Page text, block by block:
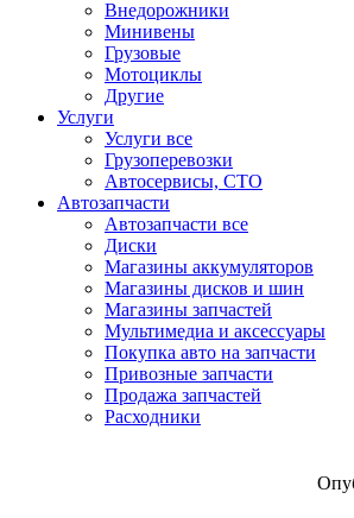
Внедорожники
Минивены
Грузовые
Мотоциклы
Другие
Услуги
Услуги все
Грузоперевозки
Автосервисы, СТО
Автозапчасти
Автозапчасти все
Диски
Магазины аккумуляторов
Магазины дисков и шин
Магазины запчастей
Мультимедиа и аксессуары
Покупка авто на запчасти
Привозные запчасти
Продажа запчастей
Расходники